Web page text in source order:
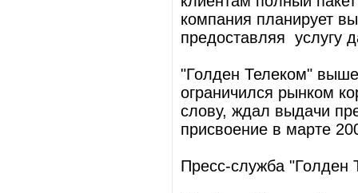
компания планирует
предоставляя услугу
"Голден Телеком"
ограничился рынком
слову, ждал выдачи
присвоение в марте
Пресс-служба "Голден